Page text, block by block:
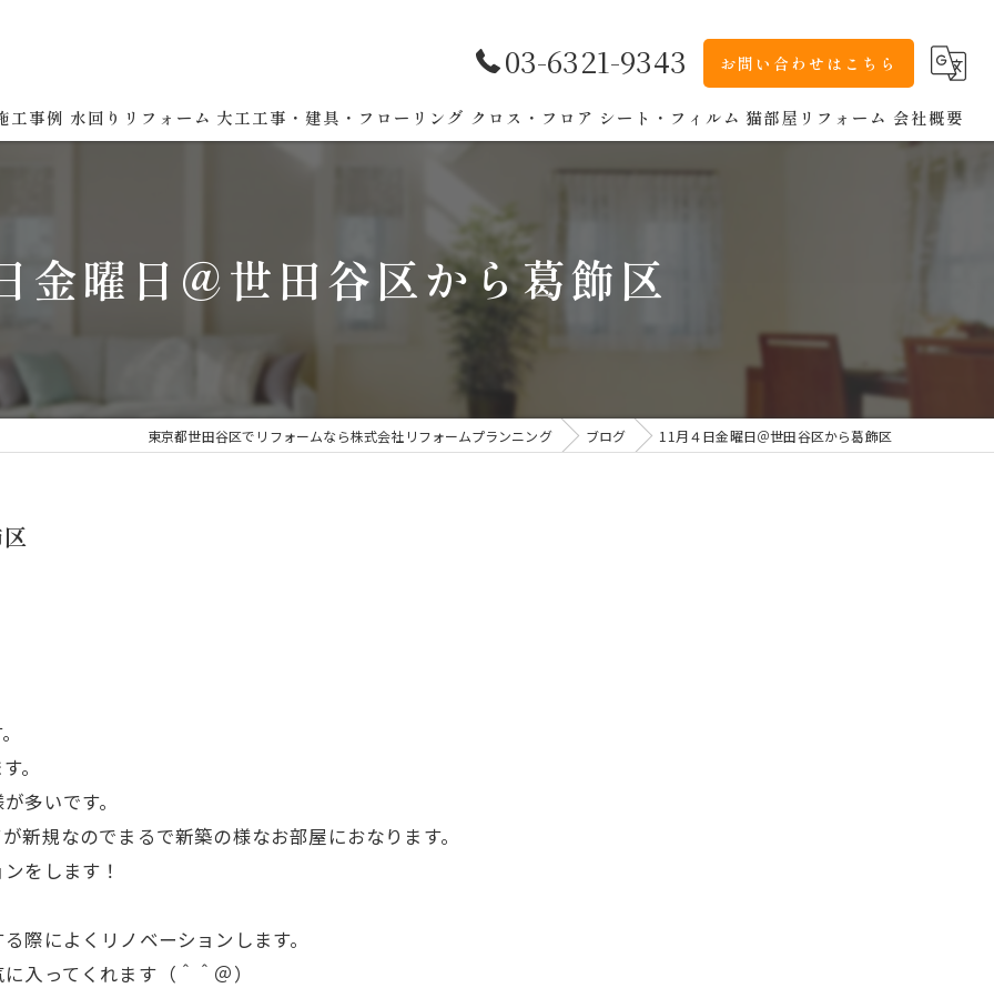
03-6321-9343 お問い合わせはこちら
工事例 水回りリフォーム 大工工事・建具・フローリング クロス・フロア シート・フィルム 猫部屋リフォーム 会社概要
金曜日＠世田谷区から葛飾区
東京都世田谷区でリフォームなら株式会社リフォームプランニング ブログ 11月４日金曜日＠世田谷区から葛飾区
。
多いです。
新規なのでまるで新築の様なお部屋におなります。
をします！
際によくリノベーションします。
入ってくれます（＾＾＠）